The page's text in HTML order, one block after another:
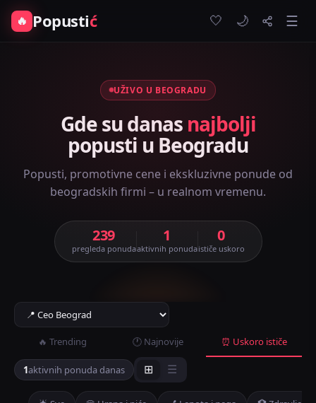
🔥 Popustić 🤍 🌙 ☰
UŽIVO U BEOGRADU
Gde su danas najbolji
popusti u Beogradu
Popusti, promotivne cene i ekskluzivne ponude od
beogradskih firmi – u realnom vremenu.
239
pregleda ponuda
1
aktivnih ponuda
0
ističe uskoro
🔥 Trending 🕐 Najnovije ⏰ Uskoro ističe
1aktivnih ponuda danas ⊞ ☰